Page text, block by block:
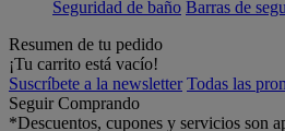
Seguridad de baño Barras de
Resumen de tu pedido
¡Tu carrito está vacío!
Suscríbete a la newsletter Todas las
Seguir Comprando
*Descuentos, cupones y servicios son